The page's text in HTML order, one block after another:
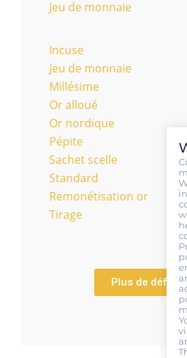
Jeu de monnaie
Incuse
Jeu de monnaie
Millésime
Or alloué
Or nordique
Pépite
Sachet scelle
Standard
Remonétisation or
Tirage
Plus de